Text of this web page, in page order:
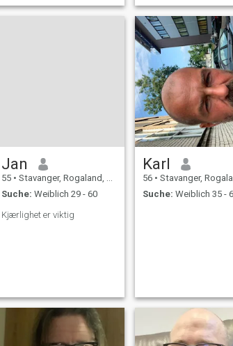
being and personal gr
Musik, Festivals,
Veranstaltungen und
Aktivitäten. Ich
Leben. Ich mache gern
Aktivitäten im Innen-
Außenbereich. Ich mag
Musik, Festivals,
und Aktivitäten mit
Aktivitäten.
Jan
55 • Stavanger, Rogaland, Norwegen
Suche: Weiblich 29 - 60
Kjærlighet er viktig
Karl
56 • Stavanger, Rogaland,
Suche: Weiblich 35 -